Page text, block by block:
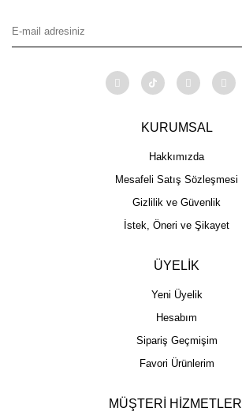
KURUMSAL
Hakkımızda
Mesafeli Satış Sözleşmesi
Gizlilik ve Güvenlik
İstek, Öneri ve Şikayet
ÜYELİK
Yeni Üyelik
Hesabım
Sipariş Geçmişim
Favori Ürünlerim
MÜŞTERİ HİZMETLERİ